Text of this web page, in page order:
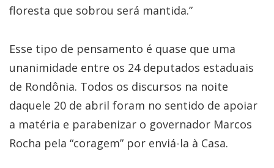
floresta que sobrou será mantida.”
Esse tipo de pensamento é quase que uma
unanimidade entre os 24 deputados estaduais
de Rondônia. Todos os discursos na noite
daquele 20 de abril foram no sentido de apoiar
a matéria e parabenizar o governador Marcos
Rocha pela “coragem” por enviá-la à Casa.